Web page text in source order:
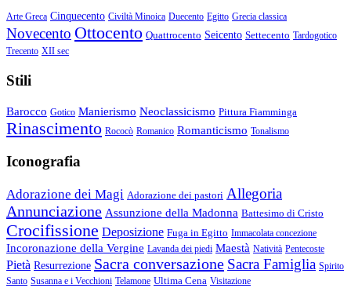
Arte Greca Cinquecento Civiltà Minoica Duecento Egitto Grecia classica
Novecento Ottocento Quattrocento Seicento Settecento Tardogotico
Trecento XII sec
Stili
Barocco Gotico Manierismo Neoclassicismo Pittura Fiamminga
Rinascimento Rococò Romanico Romanticismo Tonalismo
Iconografia
Adorazione dei Magi Adorazione dei pastori Allegoria
Annunciazione Assunzione della Madonna Battesimo di Cristo
Crocifissione Deposizione Fuga in Egitto Immacolata concezione
Incoronazione della Vergine Lavanda dei piedi Maestà Natività Pentecoste
Pietà Resurrezione Sacra conversazione Sacra Famiglia Spirito
Santo Susanna e i Vecchioni Telamone Ultima Cena Visitazione